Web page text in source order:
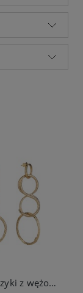
Długie kolczyki z wężowym zdobieniem z kolekcji Kembali